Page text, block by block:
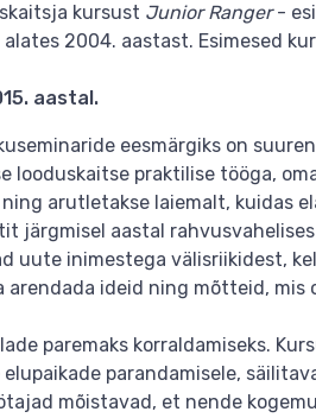
kursust Junior Ranger-
2004. aastast. Esimesed
aastal.
eesmärgiks on
looduskaitse praktilise tööga,
arutletakse laiemalt, kuidas
järgmisel aastal
uute inimestega välisriikidest,
arendada ideid ning mõtteid, mis
paremaks korraldamiseks.
parandamisele,
mõistavad, et nende